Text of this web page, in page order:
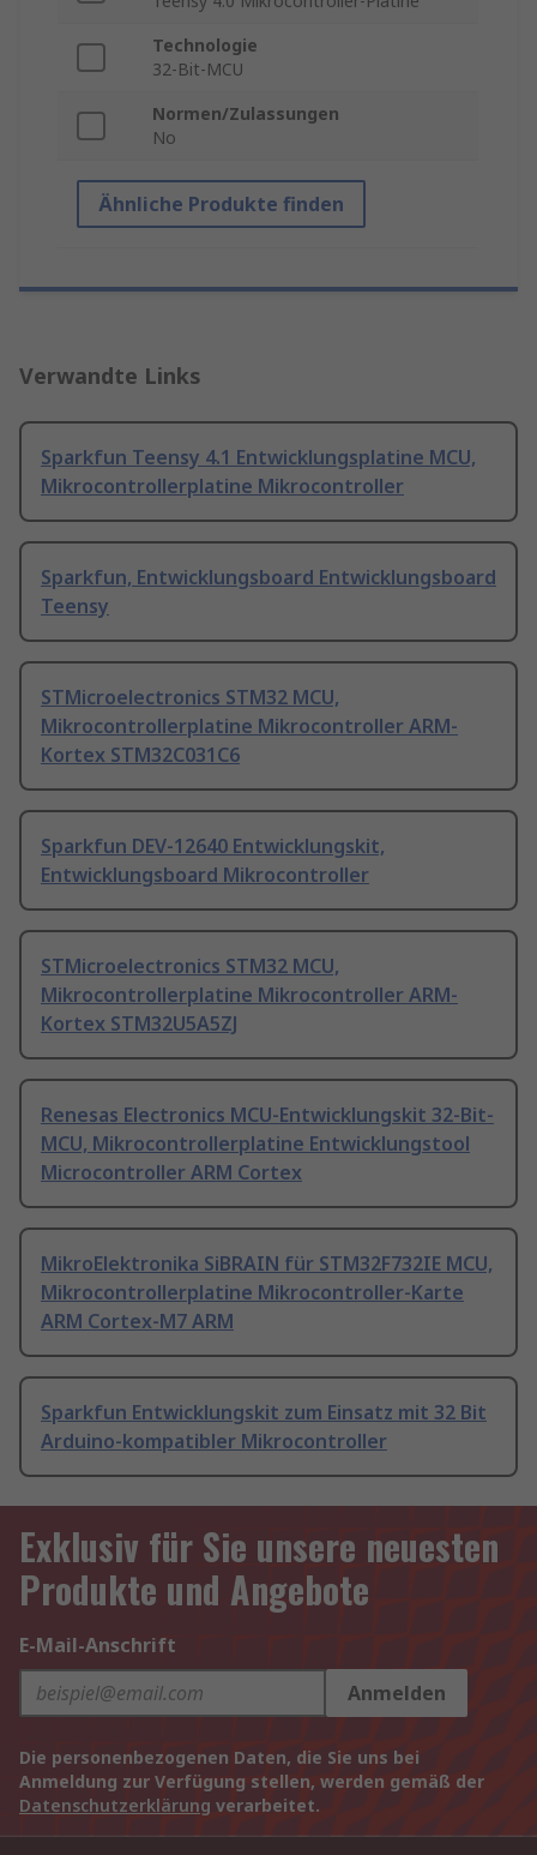
Technologie
32-Bit-MCU
Normen/Zulassungen
No
Ähnliche Produkte finden
Verwandte Links
Sparkfun Teensy 4.1 Entwicklungsplatine MCU,
Mikrocontrollerplatine Mikrocontroller
Sparkfun, Entwicklungsboard Entwicklungsboard
Teensy
STMicroelectronics STM32 MCU,
Mikrocontrollerplatine Mikrocontroller ARM-
Kortex STM32C031C6
Sparkfun DEV-12640 Entwicklungskit,
Entwicklungsboard Mikrocontroller
STMicroelectronics STM32 MCU,
Mikrocontrollerplatine Mikrocontroller ARM-
Kortex STM32U5A5ZJ
Renesas Electronics MCU-Entwicklungskit 32-Bit-
MCU, Mikrocontrollerplatine Entwicklungstool
Microcontroller ARM Cortex
MikroElektronika SiBRAIN für STM32F732IE MCU,
Mikrocontrollerplatine Mikrocontroller-Karte
ARM Cortex-M7 ARM
Sparkfun Entwicklungskit zum Einsatz mit 32 Bit
Arduino-kompatibler Mikrocontroller
Exklusiv für Sie unsere neuesten
Produkte und Angebote
E-Mail-Anschrift
Anmelden
Die personenbezogenen Daten, die Sie uns bei
Anmeldung zur Verfügung stellen, werden gemäß der
Datenschutzerklärung verarbeitet.